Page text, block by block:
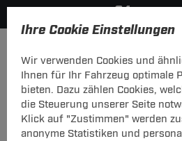
Ihre Cookie Einstellungen
Wir verwenden Cookies und
Ihnen für Ihr Fahrzeug optimale
bieten. Dazu zählen Cookies,
die Steuerung unserer Seite
Klick auf "Zustimmen" werden
anonyme Statistiken und
Mein Konto
Falls Sie schon Kunde bei uns
hier mit Ihrer E-Mail-Adresse und